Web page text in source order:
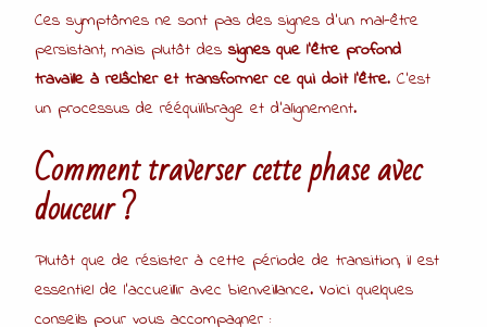
Ces symptômes ne sont pas des signes d’un mal-être
persistant, mais plutôt dessignes que l’être profond
travaille à relâcher et transformer ce qui doit l’être. C’est
un processus de rééquilibrage et d’alignement.
Comment traverser cette phase avec
douceur ?
Plutôt que de résister à cette période de transition, il est
essentiel de l’accueillir avec bienveillance. Voici quelques
conseils pour vous accompagner :